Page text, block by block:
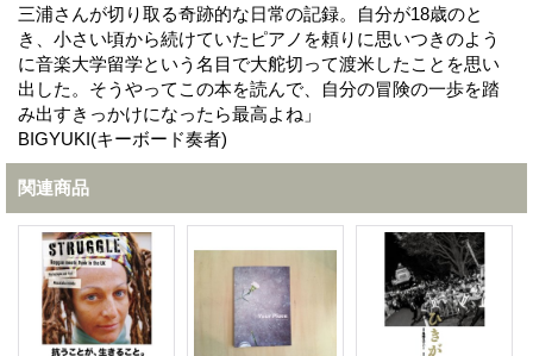
三浦さんが切り取る奇跡的な日常の記録。自分が18歳のと
き、小さい頃から続けていたピアノを頼りに思いつきのよう
に音楽大学留学という名目で大舵切って渡米したことを思い
出した。そうやってこの本を読んで、自分の冒険の一歩を踏
み出すきっかけになったら最高よね」
BIGYUKI(キーボード奏者)
関連商品